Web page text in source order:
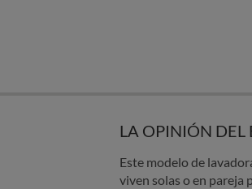
LA OPINIÓN DEL
Este modelo de
viven solas o en pareja